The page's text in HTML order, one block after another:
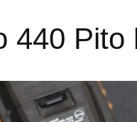
440 Pito